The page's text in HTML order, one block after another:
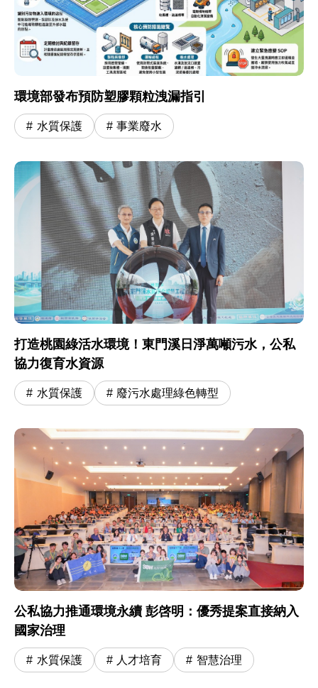
環境部發布預防塑膠顆粒洩漏指引
水質保護 事業廢水
打造桃園綠活水環境！東門溪日淨萬噸污水，公私
協力復育水資源
水質保護 廢污水處理綠色轉型
公私協力推通環境永續 彭啓明：優秀提案直接納入
國家治理
水質保護 人才培育 智慧治理